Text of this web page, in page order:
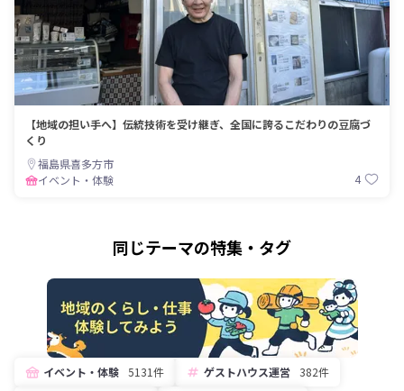
【地域の担い手へ】伝統技術を受け継ぎ、全国に誇るこだわりの豆腐づ
くり
福島県喜多方市
イベント・体験
4
同じテーマの特集・タグ
イベント・体験 5131件 ゲストハウス運営 382件